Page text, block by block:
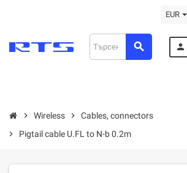
EUR
search person
chevron_right Wireless chevron_right
Cables, connectors
chevron_right
Pigtail cable U.FL to N-b 0.2m